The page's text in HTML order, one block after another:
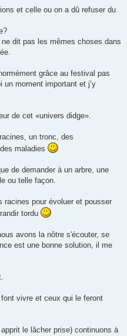
et celle ou on a dû refuser du
dit pas les mêmes choses dans
grâce au festival pas
un moment important et j’y
de cet «univers didge».
un tronc, des
maladies
de demander à un arbre, une
ou telle façon.
pour évoluer et pousser
tordu
avons la nôtre s'écouter, se
est une bonne solution, il me
vivre et ceux qui le feront
le lâcher prise) continuons à